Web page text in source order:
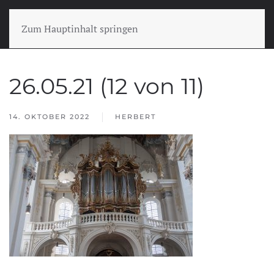
Zum Hauptinhalt springen
26.05.21 (12 von 11)
14. OKTOBER 2022 HERBERT